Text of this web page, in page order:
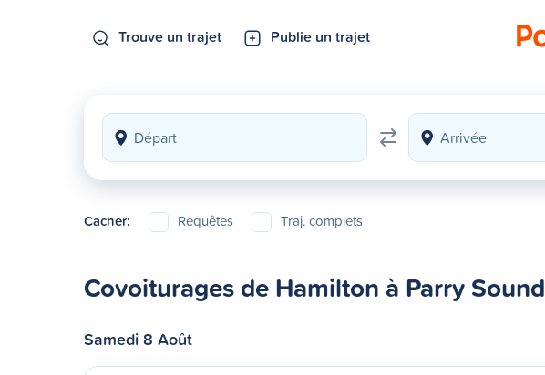
Trouve un trajet Publie un trajet
Cacher: Requêtes Traj. complets
Covoiturages de Hamilton à Parry Sound
Samedi 8 Août